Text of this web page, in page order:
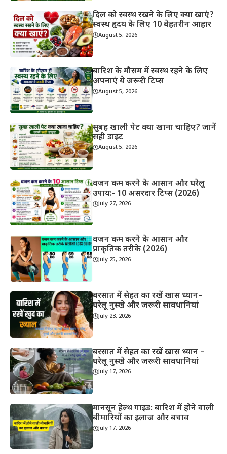
दिल को स्वस्थ रखने के लिए क्या खाएं?
स्वस्थ हृदय के लिए 10 बेहतरीन आहार
August 5, 2026
बारिश के मौसम में स्वस्थ रहने के लिए
अपनाएं ये जरूरी टिप्स
August 5, 2026
सुबह खाली पेट क्या खाना चाहिए? जानें
सही डाइट
August 5, 2026
वजन कम करने के आसान और घरेलू
उपाय:- 10 असरदार टिप्स (2026)
July 27, 2026
वजन कम करने के आसान और
प्राकृतिक तरीके (2026)
July 25, 2026
बरसात में सेहत का रखें खास ध्यान–
घरेलू नुस्खे और जरूरी सावधानियां
July 23, 2026
बरसात में सेहत का रखें खास ध्यान –
घरेलू नुस्खे और जरूरी सावधानियां
July 17, 2026
मानसून हेल्थ गाइड: बारिश में होने वाली
बीमारियों का इलाज और बचाव
July 17, 2026